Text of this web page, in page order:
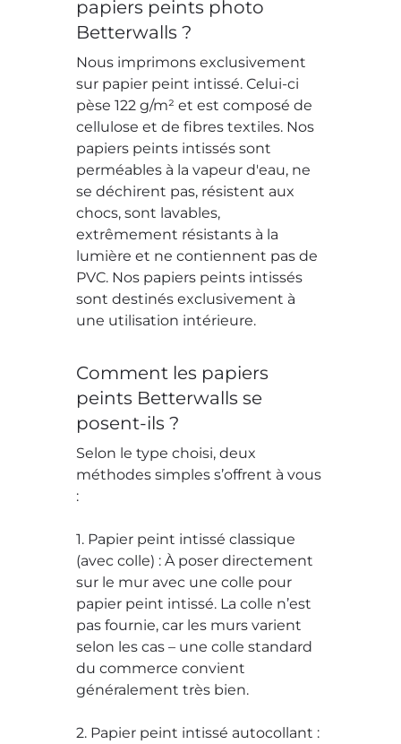
papiers peints photo
Betterwalls ?
Nous imprimons exclusivement
sur papier peint intissé. Celui-ci
pèse 122 g/m² et est composé de
cellulose et de fibres textiles. Nos
papiers peints intissés sont
perméables à la vapeur d'eau, ne
se déchirent pas, résistent aux
chocs, sont lavables,
extrêmement résistants à la
lumière et ne contiennent pas de
PVC. Nos papiers peints intissés
sont destinés exclusivement à
une utilisation intérieure.
Comment les papiers
peints Betterwalls se
posent-ils ?
Selon le type choisi, deux
méthodes simples s’offrent à vous
:
1. Papier peint intissé classique
(avec colle) : À poser directement
sur le mur avec une colle pour
papier peint intissé. La colle n’est
pas fournie, car les murs varient
selon les cas – une colle standard
du commerce convient
généralement très bien.
2. Papier peint intissé autocollant :